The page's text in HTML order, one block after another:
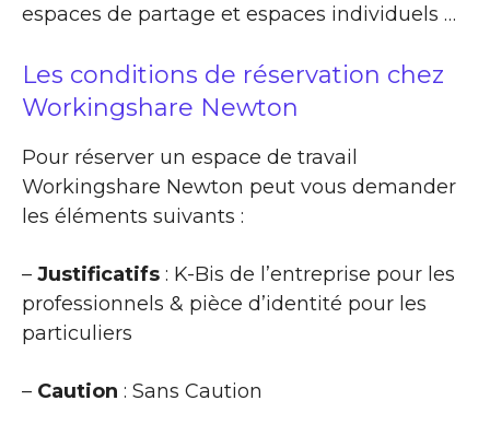
espaces de partage et espaces individuels …
Les conditions de réservation chez
Workingshare Newton
Pour réserver un espace de travail
Workingshare Newton peut vous demander
les éléments suivants :
– Justificatifs : K-Bis de l’entreprise pour les
professionnels & pièce d’identité pour les
particuliers
– Caution : Sans Caution